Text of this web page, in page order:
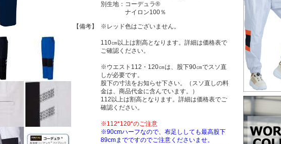
別生地：コーデュラ®
ナイロン100％
【備考】
※レッド色はございません。
110㎝以上は割高となります。詳細は価格表で
ご確認ください。
※ウエスト112・120㎝は、股下90㎝でスソ直
しが必要です。
股下の寸法をお知らせ下さい。（スソ直しの料
金は、商品代金に含んでいます。）
112以上は割高となります。詳細は価格表でご
確認ください。
※112*120*のご注意
※90cmハーフなので、布足ししても最高股下
89cmまでですのでご注意くださいませ。